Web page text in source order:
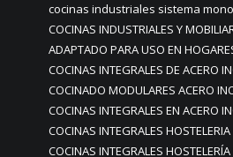
cocinas industriales sistema
COCINAS INDUSTRIALES Y
ADAPTADO PARA USO EN
COCINAS INTEGRALES DE ACERO
COCINADO MODULARES ACERO
COCINAS INTEGRALES EN ACERO
COCINAS INTEGRALES
COCINAS INTEGRALES